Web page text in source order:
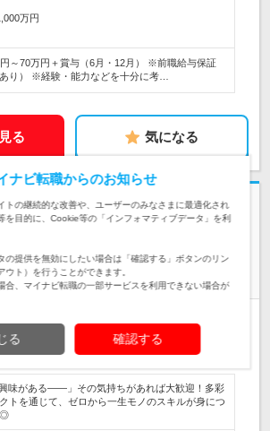
万円
～70万円＋賞与（6月・12月） ※前職給与保証
あり） ※経験・能力などを十分に考…
る 気になる
年3月設立／原則定時退社／年休125日／服装自
全未経験OK！3ヵ月研修／フルリモ／月収
女性のおしごと掲載中
興味がある――」その気持ちがあれば大歓迎！多彩
トを通じて、ゼロから一生モノのスキルが身につ
◎
ナビ転職からのお知らせ
トの継続的な改善や、ユーザーのみなさまに最適化され
を目的に、Cookie等の「インフォマティブデータ」を利
の提供を無効にしたい場合は「確認する」ボタンのリン
ウト）を行うことができます。
、マイナビ転職の一部サービスを利用できない場合が
る 確認する